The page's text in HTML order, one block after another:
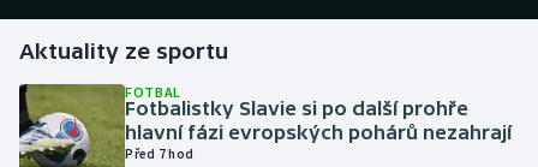
Gymnastika
Házená
Aktuality ze sportu
FOTBAL
Fotbalistky Slavie si po další prohře
hlavní fázi evropských pohárů nezahrají
Před 7 hod